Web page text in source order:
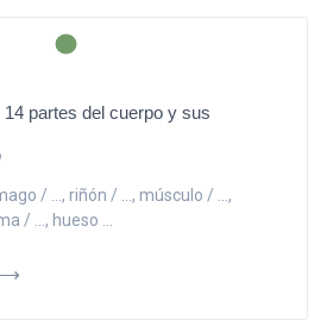
14 partes del cuerpo y sus
/ ..., riñón / ..., músculo / ...,
/ ..., hueso ...